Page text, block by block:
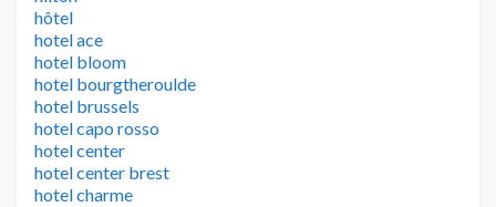
hôtel
hotel ace
hotel bloom
hotel bourgtheroulde
hotel brussels
hotel capo rosso
hotel center
hotel center brest
hotel charme